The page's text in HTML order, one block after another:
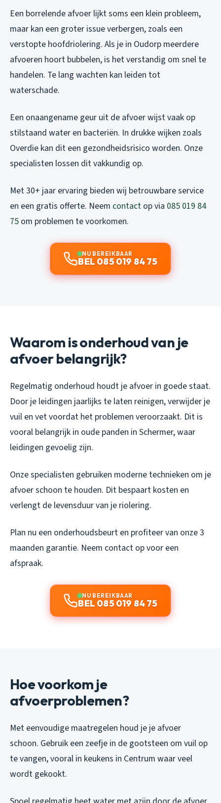
Een borrelende afvoer lijkt soms een klein probleem,
maar kan een groter issue verbergen, zoals een
verstopte hoofdriolering. Als je in Oudorp meerdere
afvoeren hoort bubbelen, is het verstandig om snel te
handelen. Te lang wachten kan leiden tot
waterschade.
Een onaangename geur uit de afvoer wijst vaak op
stilstaand water en bacteriën. In drukke wijken zoals
Overdie kan dit een gezondheidsrisico worden. Onze
specialisten lossen dit vakkundig op.
Met 30+ jaar ervaring bieden wij betrouwbare service
en een gratis offerte. Neem contact op via 085 019 84
75 om problemen te voorkomen.
NU BEREIKBAAR
BEL 085 019 84 75
Waarom is onderhoud van je
afvoer belangrijk?
Regelmatig onderhoud houdt je afvoer in goede staat.
Door je leidingen jaarlijks te laten reinigen, verwijder je
vuil en vet voordat het problemen veroorzaakt. Dit is
vooral belangrijk in oude panden in Schermer, waar
leidingen gevoelig zijn.
Onze specialisten gebruiken moderne technieken om je
afvoer schoon te houden. Dit bespaart kosten en
verlengt de levensduur van je riolering.
Plan nu een onderhoudsbeurt en profiteer van onze 3
maanden garantie. Neem contact op voor een
afspraak.
NU BEREIKBAAR
BEL 085 019 84 75
Hoe voorkom je
afvoerproblemen?
Met eenvoudige maatregelen houd je je afvoer
schoon. Gebruik een zeefje in de gootsteen om vuil op
te vangen, vooral in keukens in Centrum waar veel
wordt gekookt.